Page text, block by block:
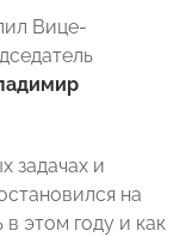
Вице-
задачах и
на
этом году и как